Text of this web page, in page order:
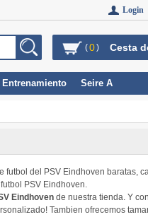
Login
(0) Cesta
Entrenamiento Seire A
futbol del PSV Eindhoven baratas,
PSV Eindhoven.
Eindhoven de nuestra tienda. Y
Tambien ofrecemos